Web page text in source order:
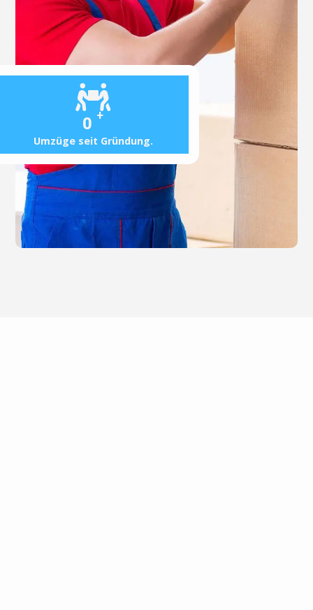
0 +
Umzüge seit Gründung.